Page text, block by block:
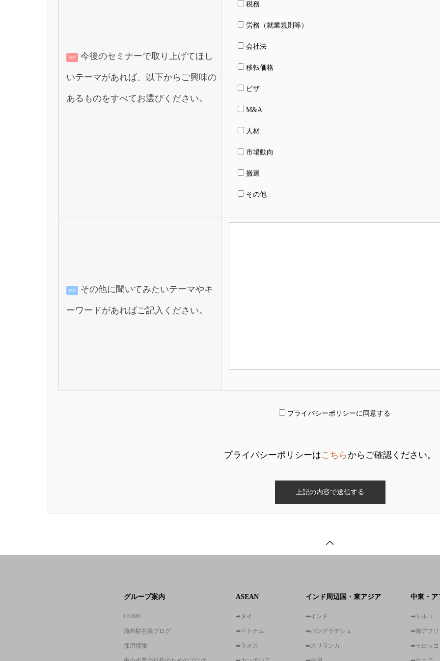
必須 今後のセミナーで取り上げてほし
いテーマがあれば、以下からご興味の
あるものをすべてお選びください。
税務
労務（就業規則等）
会社法
移転価格
ビザ
M&A
人材
市場動向
撤退
その他
任意 その他に聞いてみたいテーマやキ
ーワードがあればご記入ください。
プライバシーポリシーに同意する
プライバシーポリシーはこちらからご確認ください。
グループ案内
HOME
海外駐在員ブログ
採用情報
ASEAN
➡タイ
➡ベトナム
➡ラオス
インド周辺国・東アジア
➡インド
➡バングラデシュ
➡スリランカ
中東・ア
➡トルコ
➡南アフリ
➡モロッコ